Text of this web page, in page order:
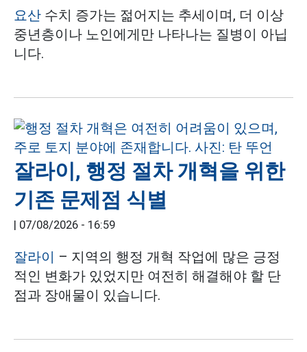
요산 수치 증가는 젊어지는 추세이며, 더 이상
중년층이나 노인에게만 나타나는 질병이 아닙
니다.
잘라이, 행정 절차 개혁을 위한
기존 문제점 식별
| 07/08/2026 - 16:59
잘라이 – 지역의 행정 개혁 작업에 많은 긍정
적인 변화가 있었지만 여전히 해결해야 할 단
점과 장애물이 있습니다.